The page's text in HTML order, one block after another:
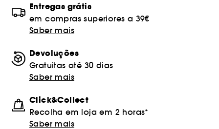
Entregas grátis
em compras superiores a 39€
Saber mais
Devoluções
Gratuitas até 30 dias
Saber mais
Click&Collect
Recolha em loja em 2 horas*
Saber mais